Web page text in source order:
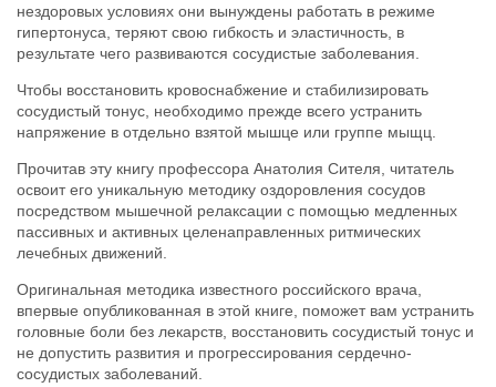
нездоровых условиях они вынуждены работать в режиме
гипертонуса, теряют свою гибкость и эластичность, в
результате чего развиваются сосудистые заболевания.
Чтобы восстановить кровоснабжение и стабилизировать
сосудистый тонус, необходимо прежде всего устранить
напряжение в отдельно взятой мышце или группе мыщц.
Прочитав эту книгу профессора Анатолия Сителя, читатель
освоит его уникальную методику оздоровления сосудов
посредством мышечной релаксации с помощью медленных
пассивных и активных целенаправленных ритмических
лечебных движений.
Оригинальная методика известного российского врача,
впервые опубликованная в этой книге, поможет вам устранить
головные боли без лекарств, восстановить сосудистый тонус и
не допустить развития и прогрессирования сердечно-
сосудистых заболеваний.